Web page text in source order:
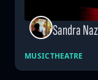
Sandra
MUSICTHEATRE